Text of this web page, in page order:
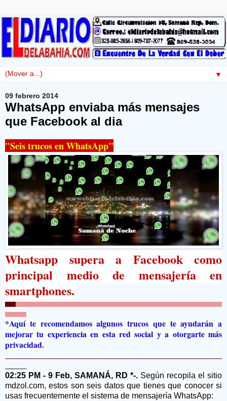
▼
09 febrero 2014
WhatsApp enviaba más mensajes
que Facebook al dia
"Seis trucos en WhatsApp"
Whatsapp supera a Facebook como
principal medio de mensajería en
smartphones.
*Aquí te recomendamos algunos trucos que te ayudarán a
mejorar tu experiencia en esta red social y a otorgarte más
privacidad.
02:25 PM - 9 Feb, SAMANÁ, RD *-. Según recopila el sitio
mdzol.com, estos son seis datos que tienes que conocer si
usas frecuentemente el sistema de mensajería WhatsApp: